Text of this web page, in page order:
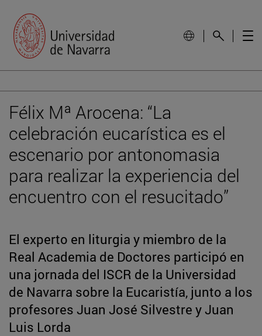
Félix Mª Arocena: “La
celebración eucarística es el
escenario por antonomasia
para realizar la experiencia del
encuentro con el resucitado”
El experto en liturgia y miembro de la
Real Academia de Doctores participó en
una jornada del ISCR de la Universidad
de Navarra sobre la Eucaristía, junto a los
profesores Juan José Silvestre y Juan
Luis Lorda